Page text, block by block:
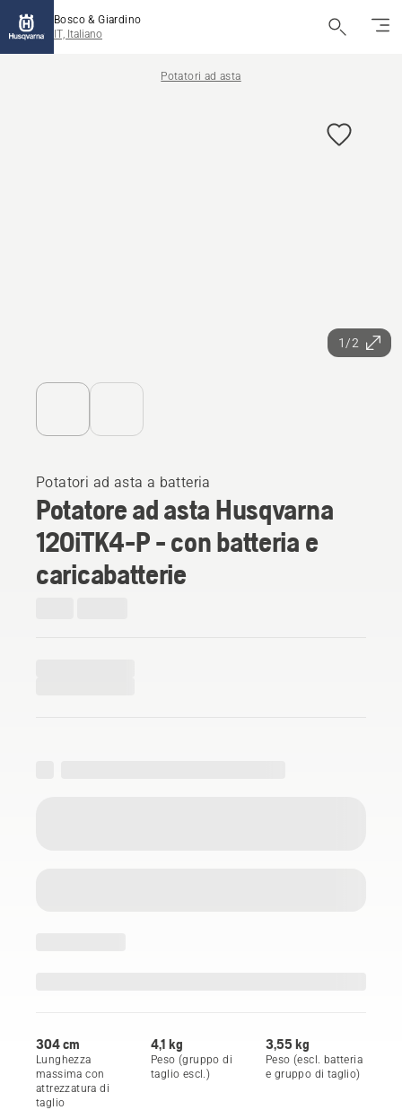
Bosco & Giardino
IT, Italiano
Potatori ad asta
1/2
Potatori ad asta a batteria
Potatore ad asta Husqvarna
120iTK4-P - con batteria e
caricabatterie
304 cm
Lunghezza
massima con
attrezzatura di
taglio
4,1 kg
Peso (gruppo di
taglio escl.)
3,55 kg
Peso (escl. batteria
e gruppo di taglio)